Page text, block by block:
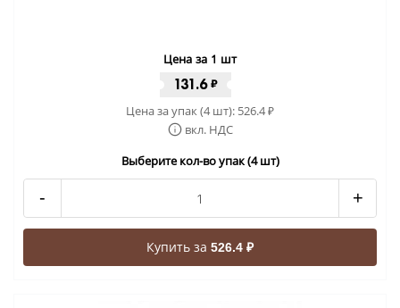
Цена за 1 шт
131.6₽
Цена за упак (4 шт): 526.4₽
вкл. НДС
Выберите кол-во упак (4 шт)
- +
Купить за 526.4 ₽